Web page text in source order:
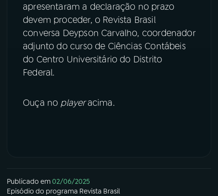
TikTok
apresentaram a declaração no prazo
devem proceder, o Revista Brasil
conversa Deypson Carvalho, coordenador
adjunto do curso de Ciências Contábeis
do Centro Universitário do Distrito
Federal.
Ouça no playeracima.
Publicado em02/06/2025
Episódio do programa Revista Brasil